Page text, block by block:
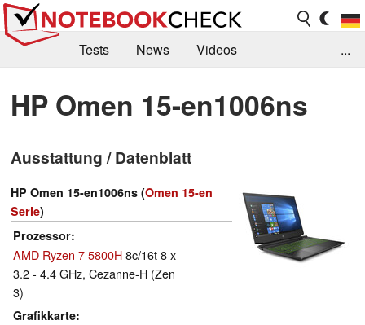
Tests News
Videos
Kaufberatung
Deals Suche
Jobs
Forum
...
HP Omen 15-en1006ns
Ausstattung / Datenblatt
HP Omen 15-en1006ns (Omen 15-en
Serie)
Prozessor
AMD Ryzen 7 5800H8c/16t 8 x
3.2 - 4.4 GHz, Cezanne-H (Zen
3)
Grafikkarte